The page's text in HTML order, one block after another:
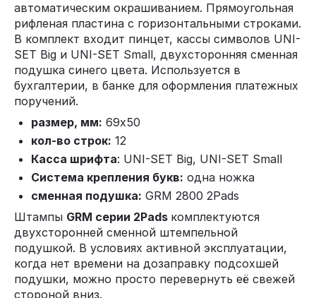
автоматическим окрашиванием. Прямоугольная
рифленая пластина с горизонтальными строками.
В комплект входит пинцет, кассы символов UNI-
SET Big и UNI-SET Small, двухсторонняя сменная
подушка синего цвета. Используется в
бухгалтерии, в банке для оформления платежных
поручений.
размер, мм: 69x50
кол-во строк: 12
Касса шрифта: UNI-SET Big, UNI-SET Small
Система крепления букв: одна ножка
сменная подушка: GRM 2800 2Pads
Штампы GRM серии 2Pads комплектуются
двухсторонней сменной штемпельной
подушкой. В условиях активной эксплуатации,
когда нет времени на дозаправку подсохшей
подушки, можно просто перевернуть её свежей
стороной вниз.